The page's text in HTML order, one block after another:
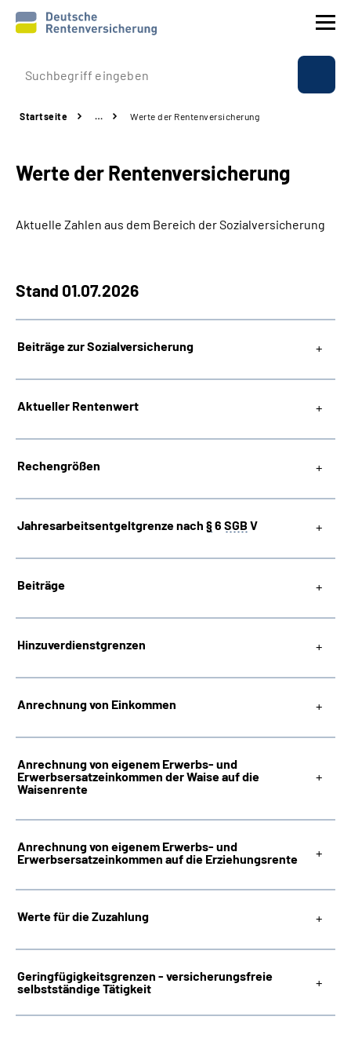
Prävention
Rente
Beratung & Kontakt
Online-Services
Inhalte in Gebärdensprache (DGS)
Startseite … Werte der Rentenversicherung
Werte der Rentenversicherung
Aktuelle Zahlen aus dem Bereich der Sozialversicherung
Stand 01.07.2026
Beiträge zur Sozialversicherung
Aktueller Rentenwert
Rechengrößen
Jahresarbeitsentgeltgrenze nach §6 SGB V
Beiträge
Hinzuverdienstgrenzen
Anrechnung von Einkommen
Anrechnung von eigenem Erwerbs- und
Erwerbsersatzeinkommen der Waise auf die
Waisenrente
Anrechnung von eigenem Erwerbs- und
Erwerbsersatzeinkommen auf die Erziehungsrente
Werte für die Zuzahlung
Geringfügigkeitsgrenzen - versicherungsfreie
selbstständige Tätigkeit